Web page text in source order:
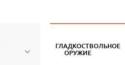
ГЛАДКОСТВОЛЬНОЕ
ОРУЖИЕ